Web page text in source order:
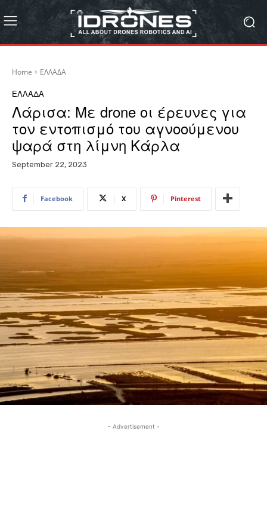
Home ΕΛΛΑΔΑ
ΕΛΛΑΔΑ
Λάρισα: Με drone οι έρευνες για
τον εντοπισμό του αγνοούμενου
ψαρά στη λίμνη Κάρλα
September 22, 2023
Facebook X Pinterest
- Advertisement -